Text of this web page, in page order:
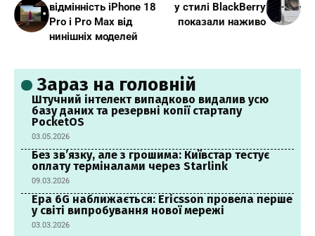
відмінність iPhone 18
Pro і Pro Max від
нинішніх моделей
у стилі BlackBerry
показали наживо
Зараз на головній
Штучний інтелект випадково видалив усю
базу даних та резервні копії стартапу
PocketOS
03.05.2026
Без зв’язку, але з грошима: Київстар тестує
оплату терміналами через Starlink
09.03.2026
Ера 6G наближається: Ericsson провела перше
у світі випробування нової мережі
03.03.2026